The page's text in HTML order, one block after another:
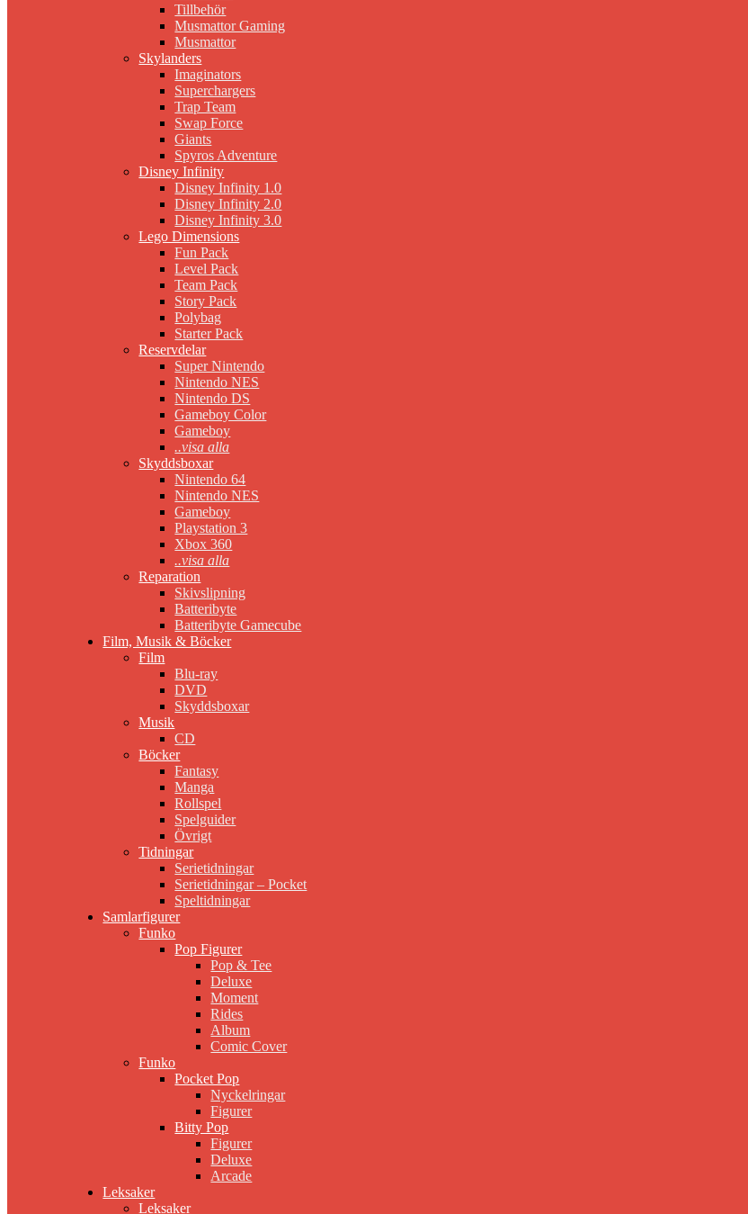
Tillbehör
Musmattor Gaming
Musmattor
Skylanders
Imaginators
Superchargers
Trap Team
Swap Force
Giants
Spyros Adventure
Disney Infinity
Disney Infinity 1.0
Disney Infinity 2.0
Disney Infinity 3.0
Lego Dimensions
Fun Pack
Level Pack
Team Pack
Story Pack
Polybag
Starter Pack
Reservdelar
Super Nintendo
Nintendo NES
Nintendo DS
Gameboy Color
Gameboy
..visa alla
Skyddsboxar
Nintendo 64
Nintendo NES
Gameboy
Playstation 3
Xbox 360
..visa alla
Reparation
Skivslipning
Batteribyte
Batteribyte Gamecube
Film, Musik & Böcker
Film
Blu-ray
DVD
Skyddsboxar
Musik
CD
Böcker
Fantasy
Manga
Rollspel
Spelguider
Övrigt
Tidningar
Serietidningar
Serietidningar – Pocket
Speltidningar
Samlarfigurer
Funko
Pop Figurer
Pop & Tee
Deluxe
Moment
Rides
Album
Comic Cover
Funko
Pocket Pop
Nyckelringar
Figurer
Bitty Pop
Figurer
Deluxe
Arcade
Leksaker
Leksaker